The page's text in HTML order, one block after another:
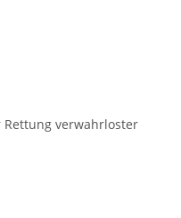
Rettung verwahrloster